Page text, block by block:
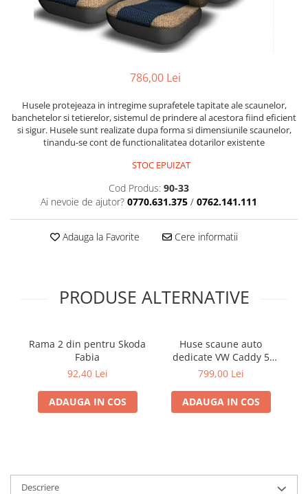
786,00 Lei
Husele protejeaza in intregime suprafetele tapitate ale scaunelor,
banchetelor si tetierelor, sistemul de prindere al acestora fiind eficient
si sigur. Husele sunt realizate dupa forma si dimensiunile scaunelor,
tinandu-se cont de functionalitatea dotarilor existente
STOC EPUIZAT
Cod Produs: 90-33
Ai nevoie de ajutor? 0770.631.375 / 0762.141.111
Adauga la Favorite Cere informatii
PRODUSE ALTERNATIVE
Rama 2 din pentru Skoda
Fabia
92,40 Lei
ADAUGA IN COS
Huse scaune auto
dedicate VW Caddy 5
locuri
799,00 Lei
ADAUGA IN COS
Descriere